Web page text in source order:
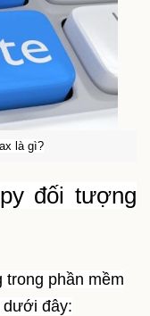
là gì?
đối tượng
phần mềm
dưới đây: